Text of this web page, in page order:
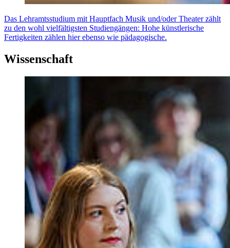
Das Lehramtsstudium mit Hauptfach Musik und/oder Theater zählt
zu den wohl vielfältigsten Studiengängen: Hohe künstlerische
Fertigkeiten zählen hier ebenso wie pädagogische.
Wissenschaft